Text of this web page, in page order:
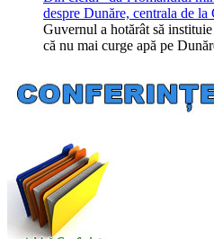
despre Dunăre, centrala de
Guvernul a hotărât să
că nu mai curge apă pe